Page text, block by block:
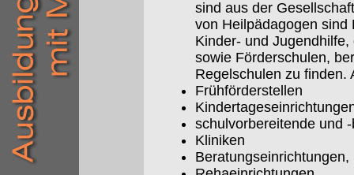
sind aus der
von Heilpädagogen sind
Kinder- und
sowie Förderschulen,
Regelschulen zu finden.
Frühförderstellen
schulvorbereitende und
Kliniken
Beratungseinrichtungen,